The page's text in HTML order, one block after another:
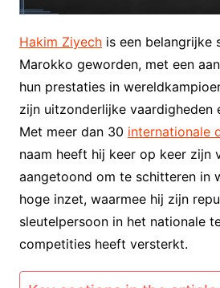
Hakim Ziyechis een belangrijke
Marokko geworden, met een
hun prestaties in
zijn uitzonderlijke vaardigheden
Met meer dan 30 internationale
naam heeft hij keer op keer zijn
aangetoond om te schitteren in
hoge inzet, waarmee hij zijn
sleutelpersoon in het nationale
competities heeft versterkt.